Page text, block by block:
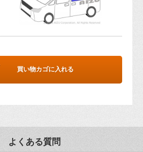
買い物カゴに入れる
よくある質問